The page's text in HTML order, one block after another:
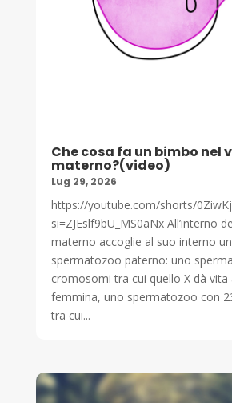
Che cosa fa un bimbo nel
materno?(video)
Lug 29, 2026
https://youtube.com/shorts/
si=ZJEslf9bU_MS0aNx All’interno
materno accoglie al suo interno
spermatozoo paterno: uno
cromosomi tra cui quello X dà vita
femmina, uno spermatozoo con
tra cui...